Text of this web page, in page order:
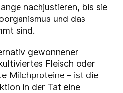
nachjustieren, bis sie
und das
sind.
gewonnener
Fleisch oder
Milchproteine – ist die
in der Tat eine